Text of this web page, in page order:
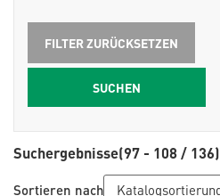
Suchergebnisse(97 - 108 / 136)
Sortieren nach